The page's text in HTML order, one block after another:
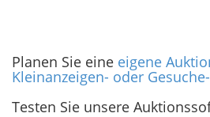
Planen Sie eine eigene
Kleinanzeigen- oder
Testen Sie unsere